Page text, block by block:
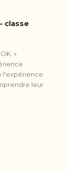
classe
»
l'expérience
leur